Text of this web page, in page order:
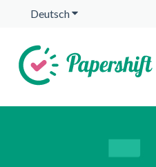
DeutschUntermenü für